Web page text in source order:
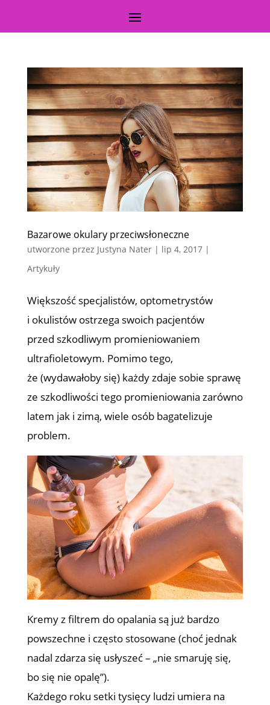
Bazarowe okulary przeciwsłoneczne
utworzone przez Justyna Nater| lip 4, 2017|
Artykuły
Większość specjalistów, optometrystów
i okulistów ostrzega swoich pacjentów
przed szkodliwym promieniowaniem
ultrafioletowym. Pomimo tego,
że (wydawałoby się) każdy zdaje sobie sprawę
ze szkodliwości tego promieniowania zarówno
latem jak i zimą, wiele osób bagatelizuje
problem.
Kremy z filtrem do opalania są już bardzo
powszechne i często stosowane (choć jednak
nadal zdarza się usłyszeć – „nie smaruję się,
bo się nie opalę”).
Każdego roku setki tysięcy ludzi umiera na